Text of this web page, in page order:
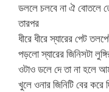
ডললে চলবে না ঐ বোতলে
তারপর
ধীরে ধীরে স্যারের পেট
পড়লো স্যারের জিনিসটা
ওটাও ডলে দে তা না হলে
খুলে ওনার জিনিটি বের